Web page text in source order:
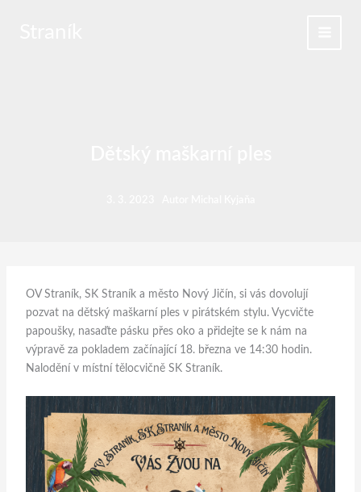
OV Straník, SK Straník a město Nový Jičín, si vás dovolují
pozvat na dětský maškarní ples v pirátském stylu. Vycvičte
papoušky, nasaďte pásku přes oko a přidejte se k nám na
výpravě za pokladem začínající 18. března ve 14:30 hodin.
Nalodění v místní tělocvičně SK Straník.